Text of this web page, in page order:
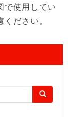
で使用してい
ださい。